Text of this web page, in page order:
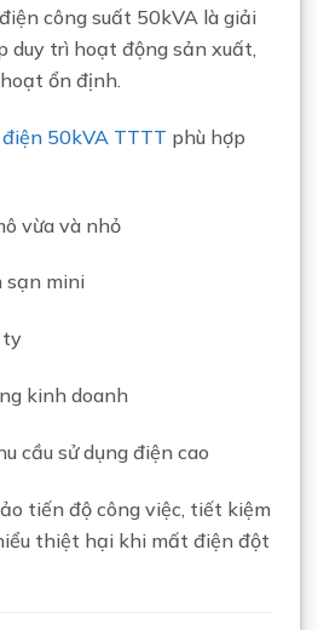
công suất 50kVA là giải
duy trì hoạt động sản xuất,
ổn định.
50kVA TTTT phù hợp
vừa và nhỏ
sạn mini
ty
kinh doanh
cầu sử dụng điện cao
tiến độ công việc, tiết kiệm
thiệt hại khi mất điện đột